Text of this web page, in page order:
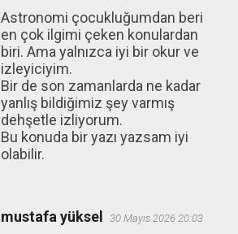
Astronomi çocukluğumdan beri
en çok ilgimi çeken konulardan
biri. Ama yalnızca iyi bir okur ve
izleyiciyim.
Bir de son zamanlarda ne kadar
yanlış bildiğimiz şey varmış
dehşetle izliyorum.
Bu konuda bir yazı yazsam iyi
olabilir.
mustafa yüksel 30 Mayıs 2026 20:03